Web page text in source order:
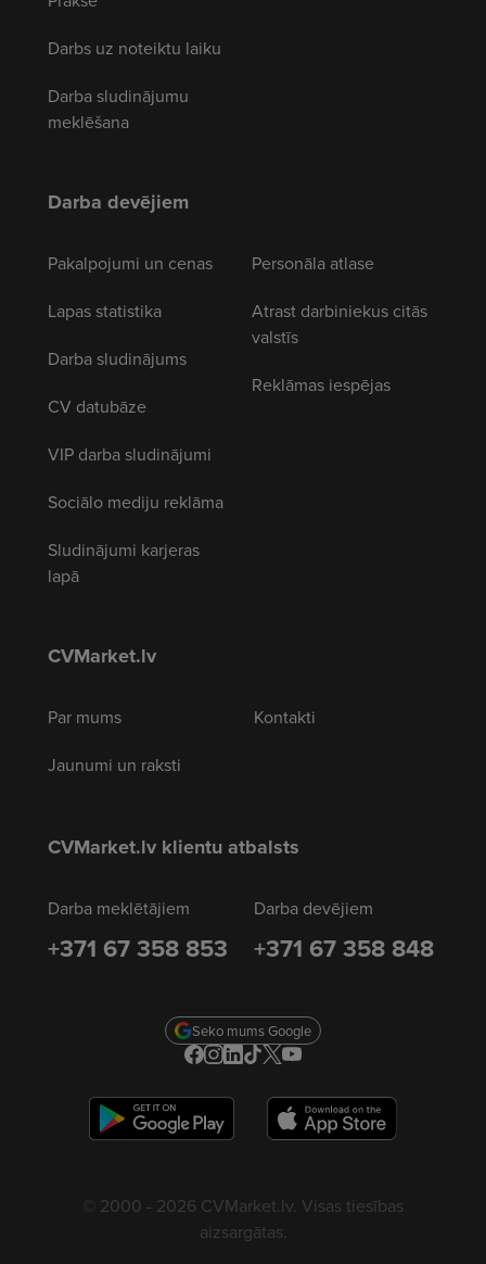
Darbs uz noteiktu laiku
Darba sludinājumu
meklēšana
Darba devējiem
Pakalpojumi un cenas
Lapas statistika
Darba sludinājums
CV datubāze
VIP darba sludinājumi
Sociālo mediju reklāma
Sludinājumi karjeras
lapā
Personāla atlase
Atrast darbiniekus citās
valstīs
Reklāmas iespējas
CVMarket.lv
Par mums
Jaunumi un raksti
Kontakti
CVMarket.lv klientu atbalsts
Darba meklētājiem
+371 67 358 853
Darba devējiem
+371 67 358 848
Seko mums Google
© 2000 - 2026 CVMarket.lv. Visas tiesības
aizsargātas.